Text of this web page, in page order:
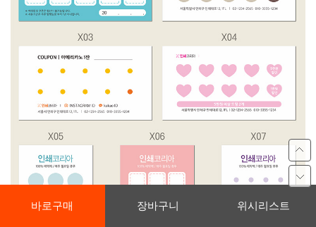
바로구매 장바구니 위시리스트